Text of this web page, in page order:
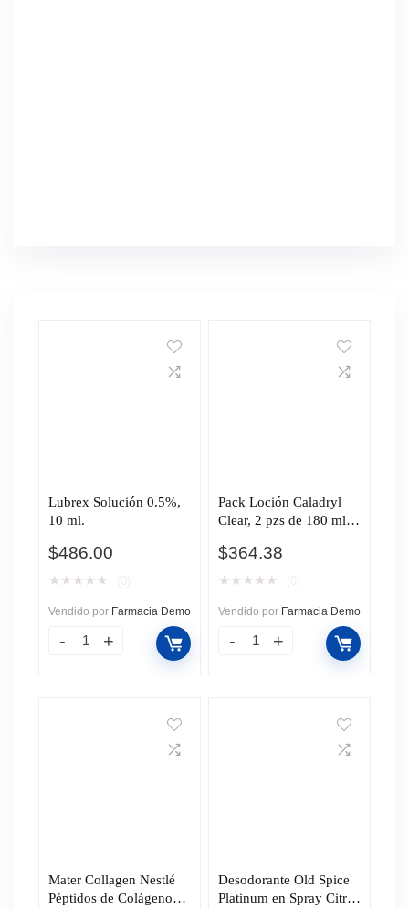
Lubrex Solución 0.5%,
10 ml.
$486.00
★ ★ ★ ★ ★
Vendido por Farmacia Demo
Pack Loción Caladryl
Clear, 2 pzs de 180 ml
$364.38
★ ★ ★ ★ ★
Vendido por Farmacia Demo
Mater Collagen Nestlé
Péptidos de Colágeno
Desodorante Old Spice
Platinum en Spray Citrus